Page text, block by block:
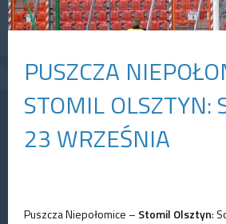
PUSZCZA
STOMIL OLSZTYN:
23 WRZEŚNIA
Puszcza Niepołomice – Stomil Olsztyn: